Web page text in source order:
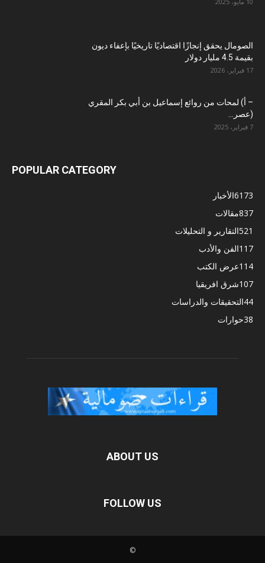
الصومال يحقق إنجازًا اقتصاديًا تاريخيًا بإعفاء ديون
بقيمة 4.5 مليار دولار
17 فبراير، 2026
– أ) لمحات من روائع إسماعيل بن أبي بكر المقري
(عصر...
7 فبراير، 2025
POPULAR CATEGORY
الأخبار6173
مقالات837
التقارير و التحليلات521
الفن والأدب117
عرض الكتب114
شرق افريقيا107
التحقيقات والدراسات44
حوارات38
ABOUT US
FOLLOW US
©